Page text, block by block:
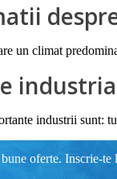
un climat
industrii sunt:
oferte. Inscrie-te